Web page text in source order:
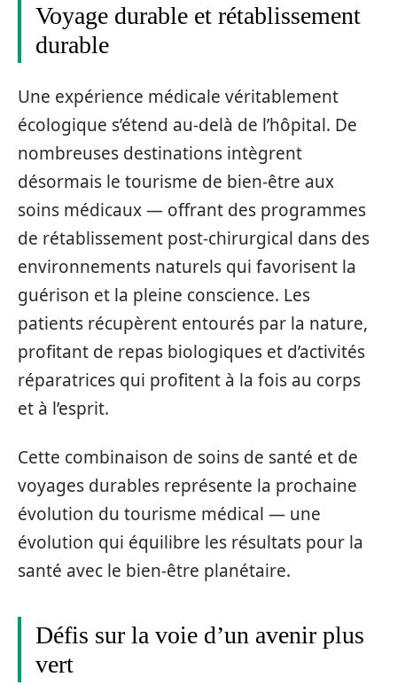
Voyage durable et rétablissement
durable
Une expérience médicale véritablement
écologique s’étend au-delà de l’hôpital. De
nombreuses destinations intègrent
désormais le tourisme de bien-être aux
soins médicaux — offrant des programmes
de rétablissement post-chirurgical dans des
environnements naturels qui favorisent la
guérison et la pleine conscience. Les
patients récupèrent entourés par la nature,
profitant de repas biologiques et d’activités
réparatrices qui profitent à la fois au corps
et à l’esprit.
Cette combinaison de soins de santé et de
voyages durables représente la prochaine
évolution du tourisme médical — une
évolution qui équilibre les résultats pour la
santé avec le bien-être planétaire.
Défis sur la voie d’un avenir plus
vert